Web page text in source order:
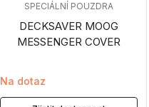
DECKSAVER MOOG
MESSENGER COVER
SPECIÁLNÍ POUZDRA
Na dotaz